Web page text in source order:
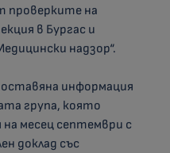
проверките на
в Бургас и
надзор“.
информация
група, която
месец септември с
доклад със